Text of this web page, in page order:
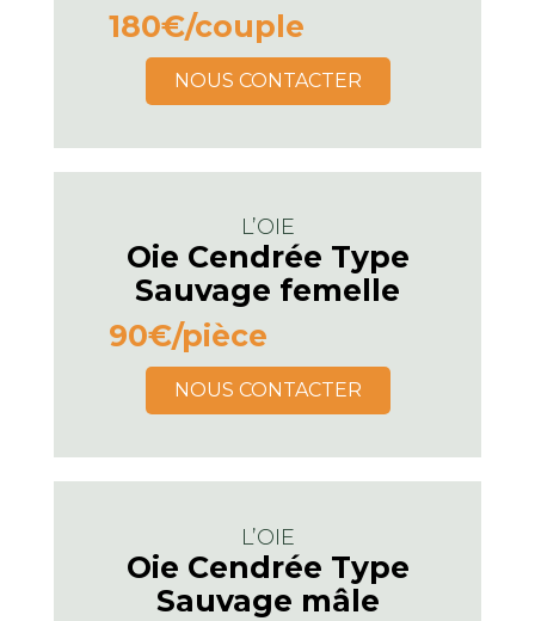
180€/couple
NOUS CONTACTER
L’OIE
Oie Cendrée Type
Sauvage femelle
90€/pièce
NOUS CONTACTER
L’OIE
Oie Cendrée Type
Sauvage mâle